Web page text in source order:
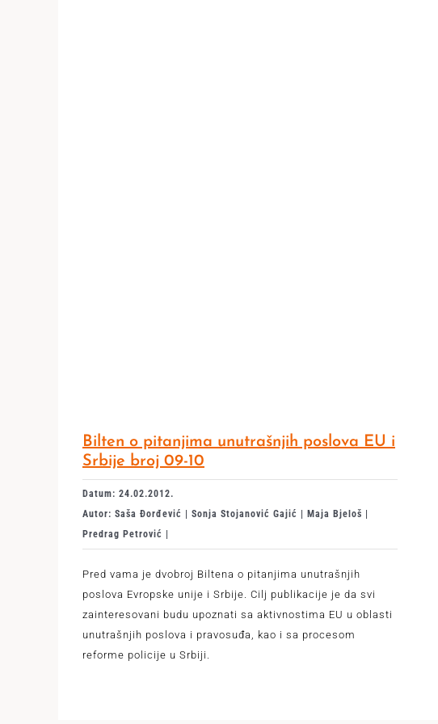
Bilten o pitanjima unutrašnjih poslova EU i
Srbije broj 09-10
Datum: 24.02.2012.
Autor: Saša Đorđević | Sonja Stojanović Gajić | Maja Bjeloš |
Predrag Petrović |
Pred vama je dvobroj Biltena o pitanjima unutrašnjih
poslova Evropske unije i Srbije. Cilj publikacije je da svi
zainteresovani budu upoznati sa aktivnostima EU u oblasti
unutrašnjih poslova i pravosuđa, kao i sa procesom
reforme policije u Srbiji.